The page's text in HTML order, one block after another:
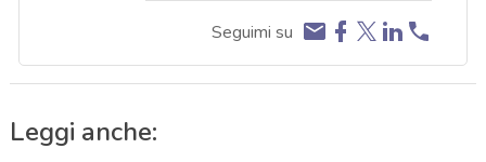
Seguimi su
Leggi anche: